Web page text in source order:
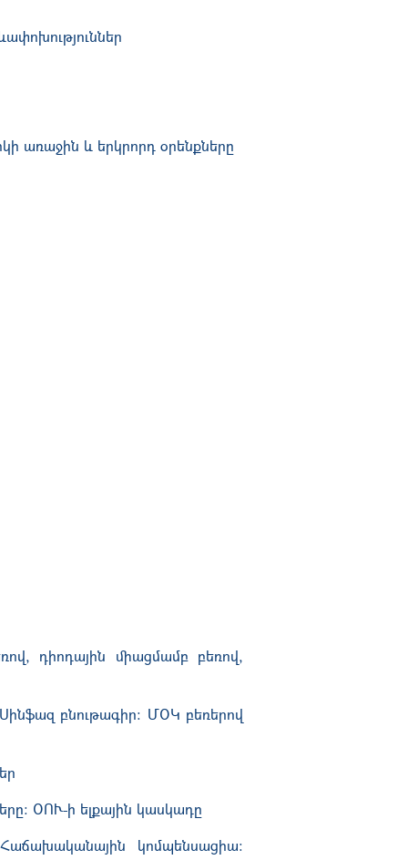
առաջին և երկրորդ օրենքները
դիոդային միացմամբ բեռով,
բնութագիր: ՄՕԿ բեռերով
ՕՈՒ-ի ելքային կասկադը
կոմպենսացիա: